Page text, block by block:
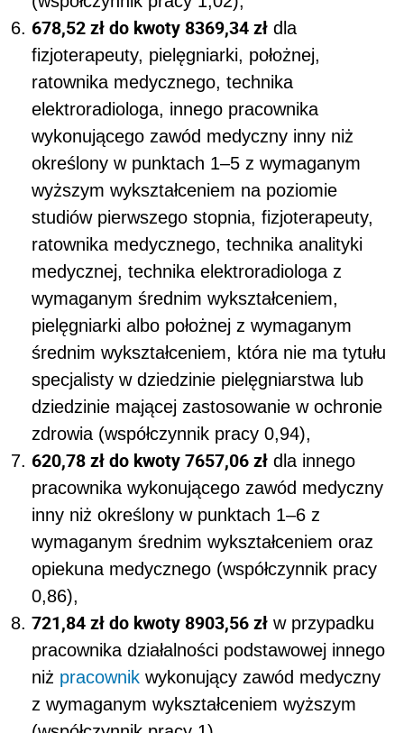
678,52 zł do kwoty 8369,34 zł dla
fizjoterapeuty, pielęgniarki, położnej,
ratownika medycznego, technika
elektroradiologa, innego pracownika
wykonującego zawód medyczny inny niż
określony w punktach 1–5 z wymaganym
wyższym wykształceniem na poziomie
studiów pierwszego stopnia, fizjoterapeuty,
ratownika medycznego, technika analityki
medycznej, technika elektroradiologa z
wymaganym średnim wykształceniem,
pielęgniarki albo położnej z wymaganym
średnim wykształceniem, która nie ma tytułu
specjalisty w dziedzinie pielęgniarstwa lub
dziedzinie mającej zastosowanie w ochronie
zdrowia (współczynnik pracy 0,94),
620,78 zł do kwoty 7657,06 zł dla innego
pracownika wykonującego zawód medyczny
inny niż określony w punktach 1–6 z
wymaganym średnim wykształceniem oraz
opiekuna medycznego (współczynnik pracy
0,86),
721,84 zł do kwoty 8903,56 zł w przypadku
pracownika działalności podstawowej innego
niż pracownik wykonujący zawód medyczny
z wymaganym wykształceniem wyższym